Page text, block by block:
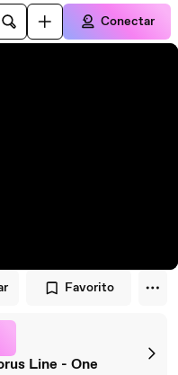
Conectar
Favorito
Line - One